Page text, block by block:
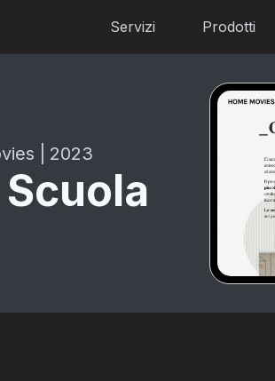
Servizi Prodotti
2023